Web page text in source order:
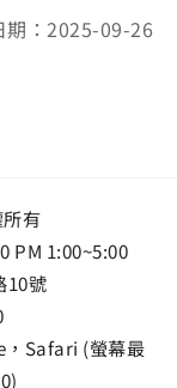
期：2025-09-26
有
PM 1:00~5:00
10號
Safari (螢幕最